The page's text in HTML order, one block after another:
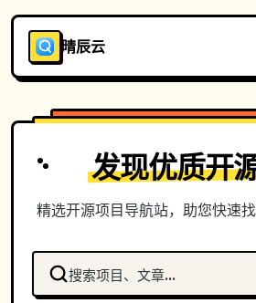
晴辰云
发现优质开
精选开源项目导航站，助您快速
搜索项目、文章...